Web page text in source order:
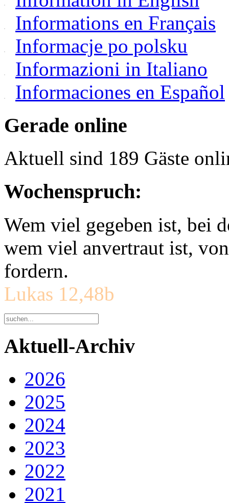
Informations en Français
Informacje po polsku
Informazioni in Italiano
Informaciones en Español
Gerade online
Aktuell sind 189 Gäste
Wochenspruch:
Wem viel gegeben ist, bei
wem viel anvertraut ist,
fordern.
Lukas 12,48b
Aktuell-Archiv
2026
2025
2024
2023
2022
2021